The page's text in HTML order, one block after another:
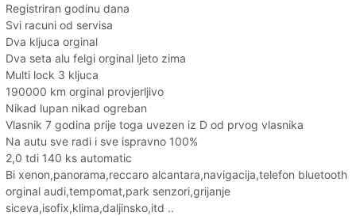
Registriran godinu dana
Svi racuni od servisa
Dva kljuca orginal
Dva seta alu felgi orginal ljeto zima
Multi lock 3 kljuca
190000 km orginal provjerljivo
Nikad lupan nikad ogreban
Vlasnik 7 godina prije toga uvezen iz D od prvog vlasnika
Na autu sve radi i sve ispravno 100%
2,0 tdi 140 ks automatic
Bi xenon,panorama,reccaro alcantara,navigacija,telefon bluetooth
orginal audi,tempomat,park senzori,grijanje
siceva,isofix,klima,daljinsko,itd ..